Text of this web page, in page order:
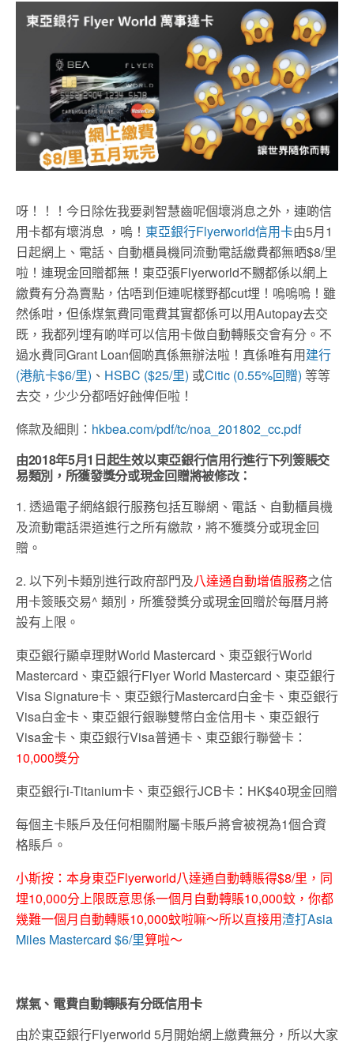
呀！！！今日除佐我要剥智慧齒呢個壞消息之外，連啲信
用卡都有壞消息 ，嗚！ 東亞銀行Flyerworld信用卡由5月1
日起網上、電話、自動櫃員機同流動電話繳費都無晒$8/里
啦！連現金回贈都無！東亞張Flyerworld不嬲都係以網上
繳費有分為賣點，估唔到佢連呢樣野都cut埋！嗚嗚嗚！雖
然係咁，但係煤氣費同電費其實都係可以用Autopay去交
既，我都列埋有啲咩可以信用卡做自動轉賬交會有分。不
過水費同Grant Loan個啲真係無辦法啦！真係唯有用建行
(港航卡$6/里) 、 HSBC ($25/里) 或Citic (0.55%回贈) 等等
去交，少少分都唔好蝕俾佢啦！
條款及細則： hkbea.com/pdf/tc/noa_201802_cc.pdf
由2018年5月1日起生效以東亞銀行信用行進行下列簽賬交
易類別，所獲發獎分或現金回贈將被修改：
1. 透過電子網絡銀行服務包括互聯網、電話、自動櫃員機
及流動電話渠道進行之所有繳款，將不獲獎分或現金回
贈。
2. 以下列卡類別進行政府部門及八達通自動增值服務之信
用卡簽賬交易^ 類別，所獲發獎分或現金回贈於每曆月將
設有上限。
東亞銀行顯卓理財World Mastercard、東亞銀行World
Mastercard、東亞銀行Flyer World Mastercard、東亞銀行
Visa Signature卡、東亞銀行Mastercard白金卡、東亞銀行
Visa白金卡、東亞銀行銀聯雙幣白金信用卡、東亞銀行
Visa金卡、東亞銀行Visa普通卡、東亞銀行聯營卡：
10,000獎分
東亞銀行i-Titanium卡、東亞銀行JCB卡：HK$40現金回贈
每個主卡賬戶及任何相關附屬卡賬戶將會被視為1個合資
格賬戶。
小斯按：本身東亞Flyerworld八達通自動轉賬得$8/里，同
埋10,000分上限既意思係一個月自動轉賬10,000蚊，你都
幾難一個月自動轉賬10,000蚊啦嘛～所以直接用渣打Asia
Miles Mastercard $6/里算啦～
煤氣、電費自動轉賬有分既信用卡
由於東亞銀行Flyerworld 5月開始網上繳費無分，所以大家